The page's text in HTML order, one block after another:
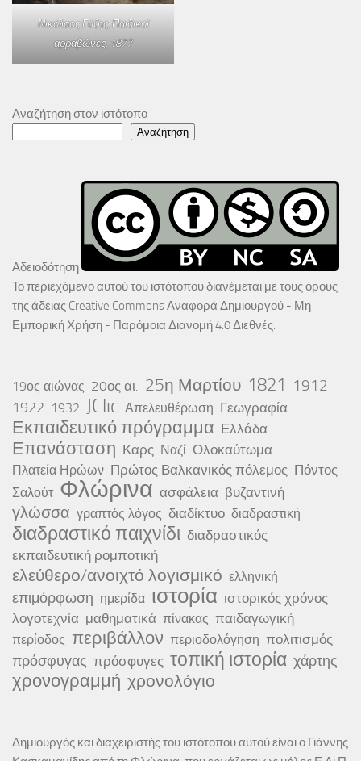
Νικόλαος Γύζης,Παιδικοί
αρραβώνες, 1877
Αναζήτηση στον ιστότοπο
Αναζήτηση
Αδειοδότηση
Το περιεχόμενο αυτού του ιστότοπου διανέμεται με τους όρους
της άδειας Creative Commons Αναφορά Δημιουργού - Μη
Εμπορική Χρήση - Παρόμοια Διανομή 4.0 Διεθνές.
19ος αιώνας 20ος αι. 25η Μαρτίου 1821 1912
1922 1932 JClic Απελευθέρωση Γεωγραφία
Εκπαιδευτικό πρόγραμμα Ελλάδα
Επανάσταση Καρς Ναζί Ολοκαύτωμα
Πλατεία Ηρώων Πρώτος Βαλκανικός πόλεμος Πόντος
Σαλούτ Φλώρινα ασφάλεια βυζαντινή
γλώσσα γραπτός λόγος διαδίκτυο διαδραστική
διαδραστικό παιχνίδι διαδραστικός
εκπαιδευτική ρομποτική
ελεύθερο/ανοιχτό λογισμικό ελληνική
επιμόρφωση ημερίδα ιστορία ιστορικός χρόνος
λογοτεχνία μαθηματικά πίνακας παιδαγωγική
περίοδος περιβάλλον περιοδολόγηση πολιτισμός
πρόσφυγας πρόσφυγες τοπική ιστορία χάρτης
χρονογραμμή χρονολόγιο
Δημιουργός και διαχειριστής του ιστότοπου αυτού είναι ο Γιάννης